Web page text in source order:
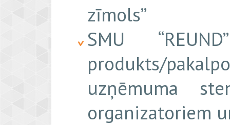
zīmols”
SMU
produkts/
uzņēmuma
organizatoriem